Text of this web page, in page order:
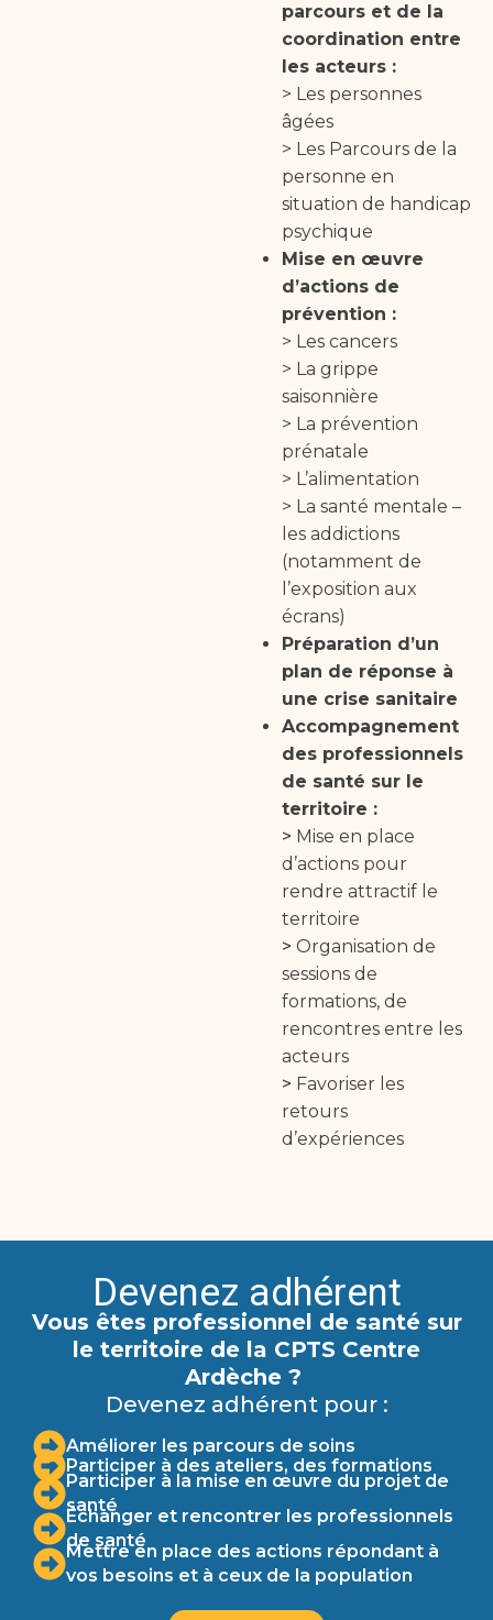
parcours et de la
coordination entre
les acteurs :
> Les personnes
âgées
> Les Parcours de la
personne en
situation de handicap
psychique
Mise en œuvre
d’actions de
prévention :
> Les cancers
> La grippe
saisonnière
> La prévention
prénatale
> L’alimentation
> La santé mentale –
les addictions
(notamment de
l’exposition aux
écrans)
Préparation d’un
plan de réponse à
une crise sanitaire
Accompagnement
des professionnels
de santé sur le
territoire :
> Mise en place
d’actions pour
rendre attractif le
territoire
> Organisation de
sessions de
formations, de
rencontres entre les
acteurs
> Favoriser les
retours
d’expériences
Devenez adhérent
Vous êtes professionnel de santé sur
le territoire de la CPTS Centre
Ardèche ?
Devenez adhérent pour :
Améliorer les parcours de soins
Participer à des ateliers, des formations
Participer à la mise en œuvre du projet de
santé
Échanger et rencontrer les professionnels
de santé
Mettre en place des actions répondant à
vos besoins et à ceux de la population